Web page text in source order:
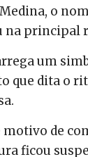
o
na principal
um
que dita o
de
ficou